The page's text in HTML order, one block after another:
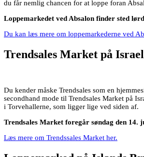
du får nemlig chancen for at loppe foran
Loppemarkedet ved Absalon finder sted
Du kan læs mere om loppemarkederne ved
Trendsales Market på
Du kender måske Trendsales som en
secondhand mode til Trendsales Market på
i Torvehallerne, som ligger lige ved siden af.
Trendsales Market foregår søndag den 14.
Læs mere om Trendssales Market her.